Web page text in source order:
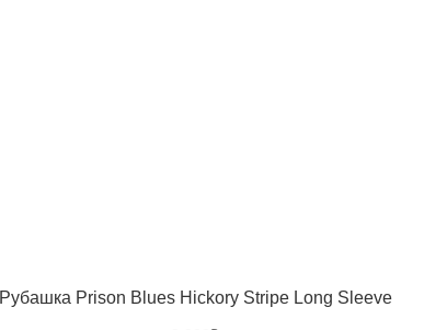
Рубашка Prison Blues Hickory Stripe Long Sleeve